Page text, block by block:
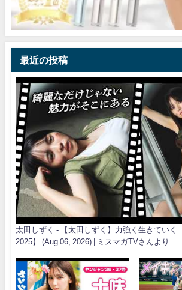
最近の投稿
太田しずく - 【太田しずく】力強く生きていく
2025】 (Aug 06, 2026) | ミスマガTVさんより